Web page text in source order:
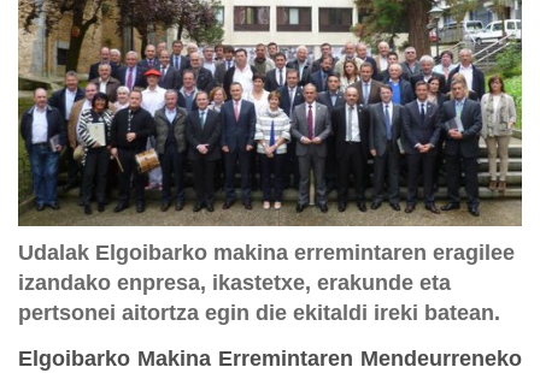
Udalak Elgoibarko makina erremintaren eragilee
izandako enpresa, ikastetxe, erakunde eta
pertsonei aitortza egin die ekitaldi ireki batean.
Elgoibarko Makina Erremintaren Mendeurreneko